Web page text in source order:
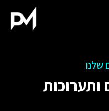
ותערוכות